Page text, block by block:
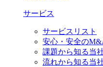
サービス
サービスリスト
安心・安全の
課題から知る当
流れから知る当